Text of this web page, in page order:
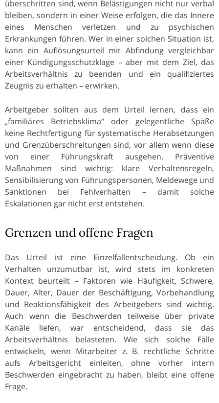
überschritten sind, wenn Belästigungen nicht nur verbal
bleiben, sondern in einer Weise erfolgen, die das Innere
eines Menschen verletzen und zu psychischen
Erkrankungen führen. Wer in einer solchen Situation ist,
kann ein Auflösungsurteil mit Abfindung vergleichbar
einer Kündigungsschutzklage – aber mit dem Ziel, das
Arbeitsverhältnis zu beenden und ein qualifiziertes
Zeugnis zu erhalten – erwirken.
Arbeitgeber sollten aus dem Urteil lernen, dass ein
„familiäres Betriebsklima“ oder gelegentliche Späße
keine Rechtfertigung für systematische Herabsetzungen
und Grenzüberschreitungen sind, vor allem wenn diese
von einer Führungskraft ausgehen. Präventive
Maßnahmen sind wichtig: klare Verhaltensregeln,
Sensibilisierung von Führungspersonen, Meldewege und
Sanktionen bei Fehlverhalten – damit solche
Eskalationen gar nicht erst entstehen.
Grenzen und offene Fragen
Das Urteil ist eine Einzelfallentscheidung. Ob ein
Verhalten unzumutbar ist, wird stets im konkreten
Kontext beurteilt – Faktoren wie Häufigkeit, Schwere,
Dauer, Alter, Dauer der Beschäftigung, Vorbehandlung
und Reaktionsfähigkeit des Arbeitgebers sind wichtig.
Auch wenn die Beschwerden teilweise über private
Kanäle liefen, war entscheidend, dass sie das
Arbeitsverhältnis belasteten. Wie sich solche Fälle
entwickeln, wenn Mitarbeiter z. B. rechtliche Schritte
aufs Arbeitsgericht einleiten, ohne vorher intern
Beschwerden eingebracht zu haben, bleibt eine offene
Frage.